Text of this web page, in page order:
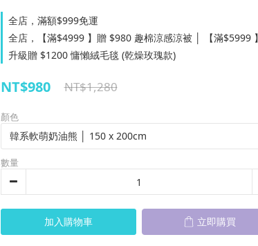
全店，滿額$999免運
全店，【滿$4999 】贈 $980 趣棉涼感涼被 │ 【滿$5999 】
升級贈 $1200 慵懶絨毛毯 (乾燥玫瑰款)
NT$980 NT$1,280
顏色
數量
加入購物車 立即購買